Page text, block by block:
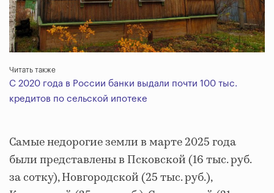
Читать также
С 2020 года в России банки выдали почти 100 тыс.
кредитов по сельской ипотеке
Самые недорогие земли в марте 2025 года
были представлены в Псковской (16 тыс. руб.
за сотку), Новгородской (25 тыс. руб.),